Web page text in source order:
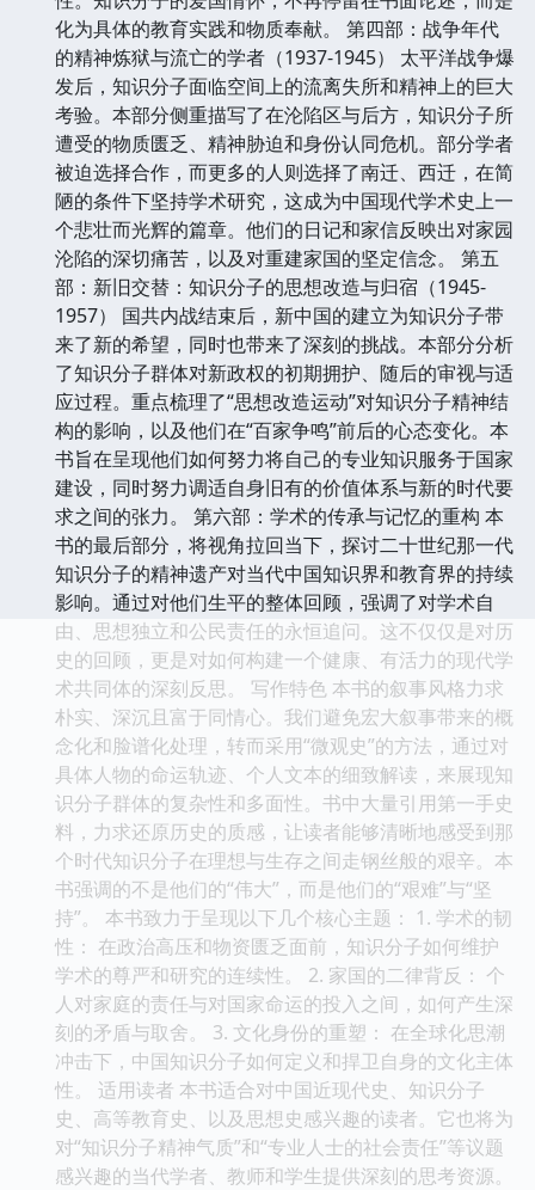
化为具体的教育实践和物质奉献。 第四部：战争年代
的精神炼狱与流亡的学者（1937-1945） 太平洋战争爆
发后，知识分子面临空间上的流离失所和精神上的巨大
考验。本部分侧重描写了在沦陷区与后方，知识分子所
遭受的物质匮乏、精神胁迫和身份认同危机。部分学者
被迫选择合作，而更多的人则选择了南迁、西迁，在简
陋的条件下坚持学术研究，这成为中国现代学术史上一
个悲壮而光辉的篇章。他们的日记和家信反映出对家园
沦陷的深切痛苦，以及对重建家国的坚定信念。 第五
部：新旧交替：知识分子的思想改造与归宿（1945-
1957） 国共内战结束后，新中国的建立为知识分子带
来了新的希望，同时也带来了深刻的挑战。本部分分析
了知识分子群体对新政权的初期拥护、随后的审视与适
应过程。重点梳理了“思想改造运动”对知识分子精神结
构的影响，以及他们在“百家争鸣”前后的心态变化。本
书旨在呈现他们如何努力将自己的专业知识服务于国家
建设，同时努力调适自身旧有的价值体系与新的时代要
求之间的张力。 第六部：学术的传承与记忆的重构 本
书的最后部分，将视角拉回当下，探讨二十世纪那一代
知识分子的精神遗产对当代中国知识界和教育界的持续
影响。通过对他们生平的整体回顾，强调了对学术自
由、思想独立和公民责任的永恒追问。这不仅仅是对历
史的回顾，更是对如何构建一个健康、有活力的现代学
术共同体的深刻反思。 写作特色 本书的叙事风格力求
朴实、深沉且富于同情心。我们避免宏大叙事带来的概
念化和脸谱化处理，转而采用“微观史”的方法，通过对
具体人物的命运轨迹、个人文本的细致解读，来展现知
识分子群体的复杂性和多面性。书中大量引用第一手史
料，力求还原历史的质感，让读者能够清晰地感受到那
个时代知识分子在理想与生存之间走钢丝般的艰辛。本
书强调的不是他们的“伟大”，而是他们的“艰难”与“坚
持”。 本书致力于呈现以下几个核心主题： 1. 学术的韧
性： 在政治高压和物资匮乏面前，知识分子如何维护
学术的尊严和研究的连续性。 2. 家国的二律背反： 个
人对家庭的责任与对国家命运的投入之间，如何产生深
刻的矛盾与取舍。 3. 文化身份的重塑： 在全球化思潮
冲击下，中国知识分子如何定义和捍卫自身的文化主体
性。 适用读者 本书适合对中国近现代史、知识分子
史、高等教育史、以及思想史感兴趣的读者。它也将为
对“知识分子精神气质”和“专业人士的社会责任”等议题
感兴趣的当代学者、教师和学生提供深刻的思考资源。